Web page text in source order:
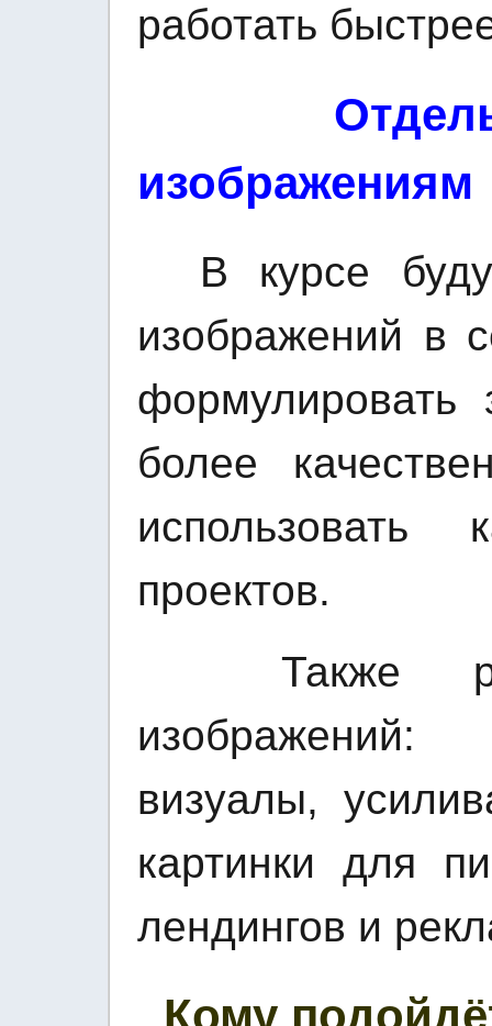
работать
изображениям
В курсе
изображений в
формулировать
более
использовать
проектов.
Также
визуалы,
картинки для
лендингов и